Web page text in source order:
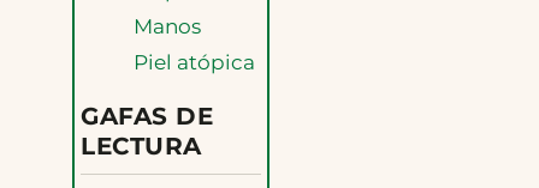
Manos
Piel atópica
GAFAS DE
LECTURA